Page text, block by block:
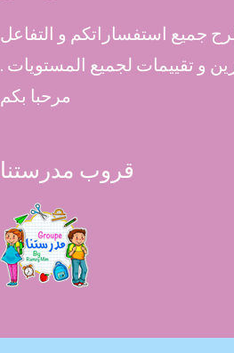
جميع استفساراتكم و التفاعل
و تقييمات لجميع المستويات .
مرحبا بكم
قروب مدرستنا